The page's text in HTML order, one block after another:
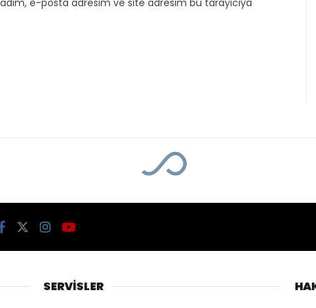
e-posta adresim ve site adresim bu tarayıcıya
protestosu
Defol”